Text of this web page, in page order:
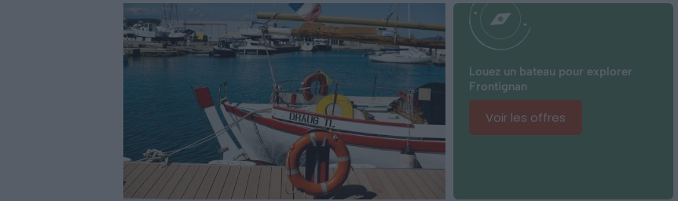
Louez un bateau pour explorer
Frontignan
Voir les offres